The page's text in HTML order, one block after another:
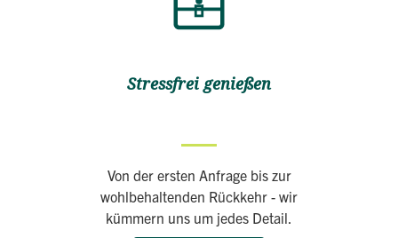
Stressfrei genießen
Von der ersten Anfrage bis zur
wohlbehaltenden Rückkehr - wir
kümmern uns um jedes Detail.